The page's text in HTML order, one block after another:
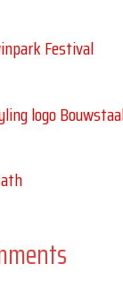
Festival
logo